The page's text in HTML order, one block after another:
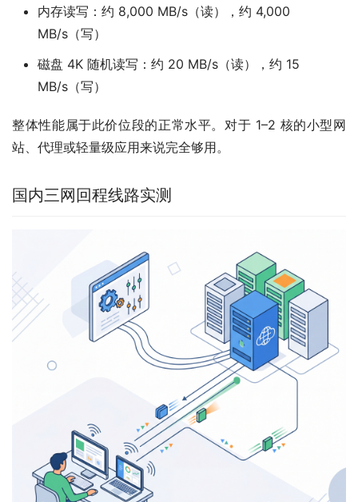
内存读写：约 8,000 MB/s（读），约 4,000
MB/s（写）
磁盘 4K 随机读写：约 20 MB/s（读），约 15
MB/s（写）
整体性能属于此价位段的正常水平。对于 1–2 核的小型网
站、代理或轻量级应用来说完全够用。
国内三网回程线路实测